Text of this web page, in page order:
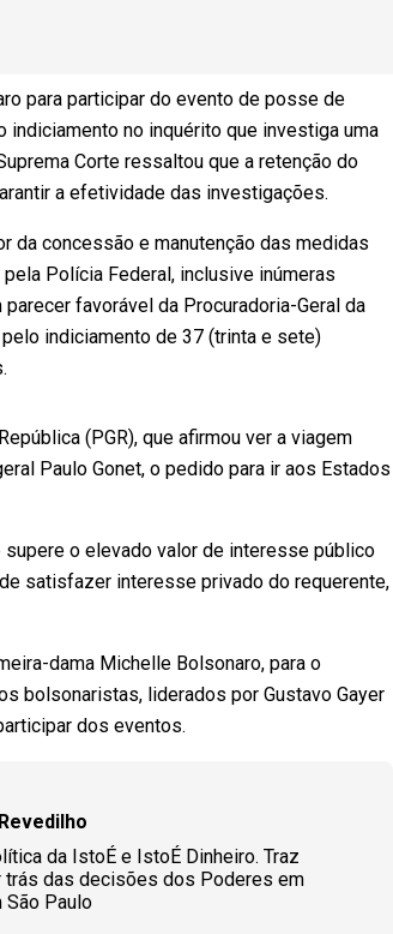
para participar do evento de posse de
indiciamento no inquérito que investiga uma
Corte ressaltou que a retenção do
a efetividade das investigações.
da concessão e manutenção das medidas
Polícia Federal, inclusive inúmeras
favorável da Procuradoria-Geral da
indiciamento de 37 (trinta e sete)
(PGR), que afirmou ver a viagem
Paulo Gonet, o pedido para ir aos Estados
o elevado valor de interesse público
satisfazer interesse privado do requerente,
dama Michelle Bolsonaro, para o
bolsonaristas, liderados por Gustavo Gayer
dos eventos.
da IstoÉ e IstoÉ Dinheiro. Traz
das decisões dos Poderes em
São Paulo